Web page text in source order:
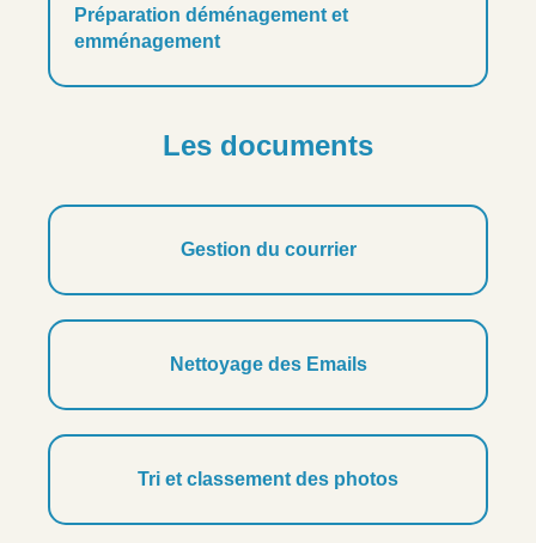
Préparation déménagement et
emménagement
Les documents
Gestion du courrier
Nettoyage des Emails
Tri et classement des photos